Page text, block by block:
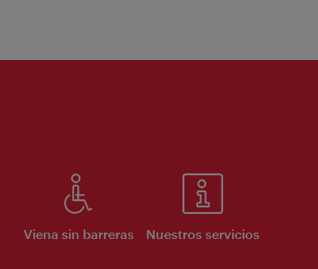
Viena sin barreras Nuestros servicios